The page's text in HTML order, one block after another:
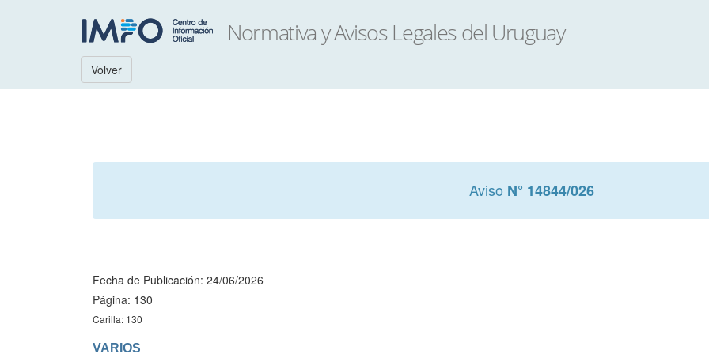
Volver
Aviso N° 14844/026
Fecha de Publicación: 24/06/2026
Página: 130
Carilla: 130
VARIOS